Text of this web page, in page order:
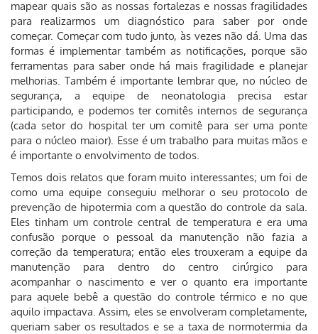
mapear quais são as nossas fortalezas e nossas fragilidades
para realizarmos um diagnóstico para saber por onde
começar. Começar com tudo junto, às vezes não dá. Uma das
formas é implementar também as notificações, porque são
ferramentas para saber onde há mais fragilidade e planejar
melhorias. Também é importante lembrar que, no núcleo de
segurança, a equipe de neonatologia precisa estar
participando, e podemos ter comitês internos de segurança
(cada setor do hospital ter um comitê para ser uma ponte
para o núcleo maior). Esse é um trabalho para muitas mãos e
é importante o envolvimento de todos.
Temos dois relatos que foram muito interessantes; um foi de
como uma equipe conseguiu melhorar o seu protocolo de
prevenção de hipotermia com a questão do controle da sala.
Eles tinham um controle central de temperatura e era uma
confusão porque o pessoal da manutenção não fazia a
correção da temperatura; então eles trouxeram a equipe da
manutenção para dentro do centro cirúrgico para
acompanhar o nascimento e ver o quanto era importante
para aquele bebê a questão do controle térmico e no que
aquilo impactava. Assim, eles se envolveram completamente,
queriam saber os resultados e se a taxa de normotermia da